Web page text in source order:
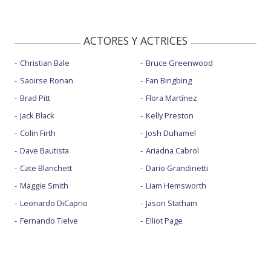
ACTORES Y ACTRICES
Christian Bale
Saoirse Ronan
Brad Pitt
Jack Black
Colin Firth
Dave Bautista
Cate Blanchett
Maggie Smith
Leonardo DiCaprio
Fernando Tielve
Bruce Greenwood
Fan Bingbing
Flora Martínez
Kelly Preston
Josh Duhamel
Ariadna Cabrol
Dario Grandinetti
Liam Hemsworth
Jason Statham
Elliot Page